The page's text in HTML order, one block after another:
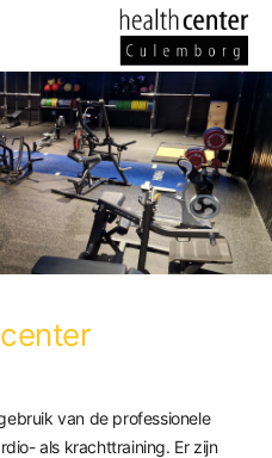
van de professionele
als krachttraining. Er zijn